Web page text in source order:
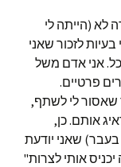
לא (הייתה לי
לי בעיות לזכור שאני
אני אדם משל
פרטיים.
שאסור לי לשתף,
אותם. כן,
שאני יודעת
אותי לצרות"